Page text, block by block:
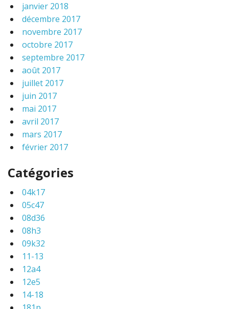
janvier 2018
décembre 2017
novembre 2017
octobre 2017
septembre 2017
août 2017
juillet 2017
juin 2017
mai 2017
avril 2017
mars 2017
février 2017
Catégories
04k17
05c47
08d36
08h3
09k32
11-13
12a4
12e5
14-18